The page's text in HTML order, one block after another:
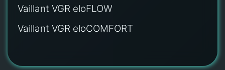
Vaillant VGR eloFLOW
Vaillant VGR eloCOMFORT